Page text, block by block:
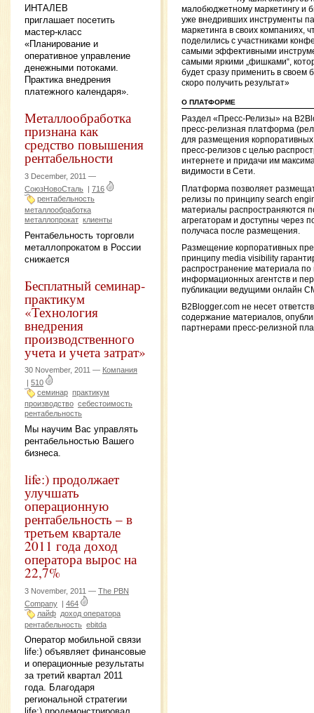
ИНТАЛЕВ
приглашает посетить
мастер-класс
«Планирование и
оперативное управление
денежными потоками.
Практика внедрения
платежного календаря».
Металлообработка
признана как
средство повышения
рентабельности
3 December, 2011 —
СоюзНовоСталь | 716
рентабельность
металлообработка
металлопрокат клиенты
Рентабельность торговли
металлопрокатом в России
снижается
Бесплатный семинар-
практикум
«Технология
внедрения
производственного
учета и учета затрат»
30 November, 2011 — Компания
510
семинар практикум
производство себестоимость
рентабельность
Мы научим Вас управлять
рентабельностью Вашего
бизнеса.
life:) продолжает
улучшать
операционную
рентабельность – в
третьем квартале
2011 года доход
оператора вырос на
22,7%
3 November, 2011 — The PBN
Company | 464
лайф доход оператора
рентабельность ebitda
Оператор мобильной связи
life:) объявляет финансовые
и операционные результаты
за третий квартал 2011
года. Благодаря
региональной стратегии
малобюджетному маркетингу и
уже внедривших инструменты
маркетинга в своих компаниях,
поделились с участниками
самыми эффективными
самыми яркими „фишками“,
будет сразу применить в своем
скоро получить результат»
О ПЛАТФОРМЕ
Раздел «Пресс-Релизы» на
пресс-релизная платформа
для размещения корпоративных
пресс-релизов с целью
интернете и придачи им
видимости в Сети.
Платформа позволяет
релизы по принципу search
материалы распространяются
агрегаторам и доступны через
получаса после размещения.
Размещение корпоративных
принципу media visibility
распространение материала по
информационных агентств и
публикации ведущими онлайн
B2Blogger.com не несет
содержание материалов,
партнерами пресс-релизной